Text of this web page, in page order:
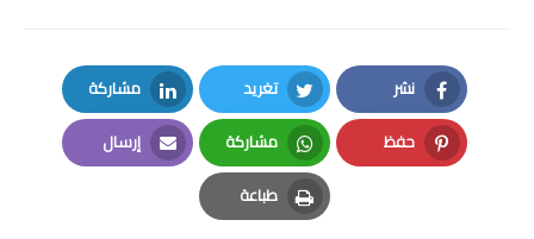
نشر
Facebook
تغريد
Twitter
مشاركة
LinkedIn
حفظ
Pinterest
مشاركة
Whatsapp
إرسال
Email
طباعة
Print